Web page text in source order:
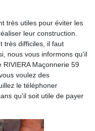
très utiles pour éviter les
leur construction.
très difficiles, il faut
nous vous informons qu'il
Maçonnerie 59
voulez des
le téléphoner
qu'il soit utile de payer